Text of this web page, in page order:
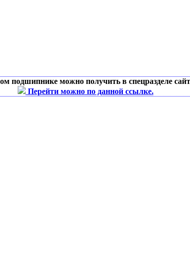
подшипнике можно получить в спецразделе
Перейти можно по данной ссылке.